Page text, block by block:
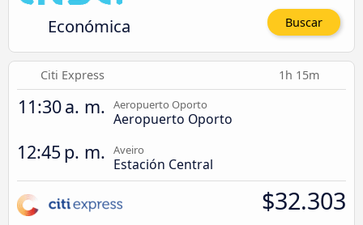
Económica Buscar
Citi Express 1h 15m
11:30 a. m. Aeropuerto Oporto
Aeropuerto Oporto
12:45 p. m. Aveiro
Estación Central
$32.303